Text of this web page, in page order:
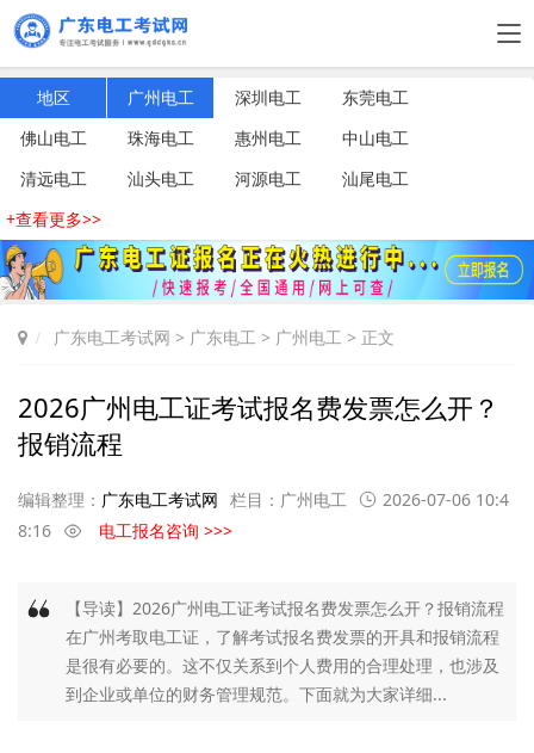
地区 广州电工 深圳电工
东莞电工
佛山电工
珠海电工 惠州电工
中山电工
清远电工
汕头电工 河源电工
汕尾电工
+查看更多>>
广东电工考试网 > 广东电工 > 广州电工 > 正文
2026广州电工证考试报名费发票怎么开？
报销流程
编辑整理： 广东电工考试网 栏目： 广州电工
2026-07-06 10:4
8:16
电工报名咨询 >>>
【导读】2026广州电工证考试报名费发票怎么开？报销流程
在广州考取电工证，了解考试报名费发票的开具和报销流程
是很有必要的。这不仅关系到个人费用的合理处理，也涉及
到企业或单位的财务管理规范。下面就为大家详细...